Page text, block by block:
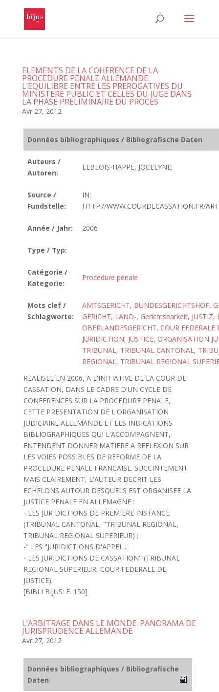
ELEMENTS DE LA COHERENCE DE LA
PROCEDURE PENALE ALLEMANDE.
L’EQUILIBRE ENTRE LES PREROGATIVES DU
MINISTERE PUBLIC ET CELLES DU JUGE DANS
LA PHASE PRELIMINAIRE DU PROCES
Avr 27, 2012
Données bibliographiques / Bibliografische Daten
Auteurs /
Autoren:
LEBLOIS-HAPPE, JOCELYNE;
Source /
Fundstelle:
IN:
HTTP://WWW.COURDECASSATION.FR/
Année / Jahr: 2006
Type / Typ:
Catégorie /
Kategorie:
Procédure pénale
Mots clef /
Schlagworte:
AMTSGERICHT, BUNDESGERICHTSHOF,
GERICHT, LAND-, Gerichtsbarkeit, JUSTIZ,
OBERLANDESGERICHT, COUR FEDERALE
JURIDICTION, JUSTICE, ORGANISATION
TRIBUNAL, TRIBUNAL CANTONAL,
REGIONAL, TRIBUNAL REGIONAL
REALISEE EN 2006, A L'INITIATIVE DE LA COUR DE
CASSATION, DANS LE CADRE D'UN CYCLE DE
CONFERENCES SUR LA PROCEDURE PENALE,
CETTE PRESENTATION DE L'ORGANISATION
JUDICIAIRE ALLEMANDE ET LES INDICATIONS
BIBLIOGRAPHIQUES QUI L'ACCOMPAGNENT,
ENTENDENT DONNER MATIERE A REFLEXION SUR
LES VOIES POSSIBLES DE REFORME DE LA
PROCEDURE PENALE FRANCAISE. SUCCINTEMENT
MAIS CLAIREMENT, L'AUTEUR DECRIT LES
ECHELONS AUTOUR DESQUELS EST ORGANISEE LA
JUSTICE PENALE EN ALLEMAGNE :
- LES JURIDICTIONS DE PREMIERE INSTANCE
(TRIBUNAL CANTONAL, "TRIBUNAL REGIONAL,
TRIBUNAL REGIONAL SUPERIEUR) ;
-" LES "JURIDICTIONS D'APPEL ;
- LES JURIDICTIONS DE CASSATION" (TRIBUNAL
REGIONAL SUPERIEUR, COUR FEDERALE DE
JUSTICE).
[BIBLI BIJUS: F. 150]
L’ARBITRAGE DANS LE MONDE. PANORAMA DE
JURISPRUDENCE ALLEMANDE
Avr 27, 2012
Données bibliographiques / Bibliografische
Daten